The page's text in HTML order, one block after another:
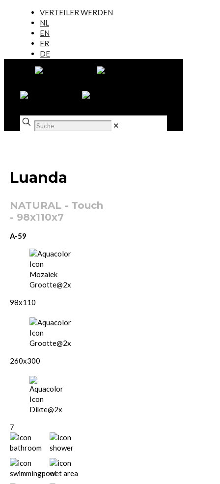
VERTEILER WERDEN
NL
EN
FR
DE
✕
Luanda
NATURAL - Touch
- 98x110x7
A-59
98x110
260x300
7